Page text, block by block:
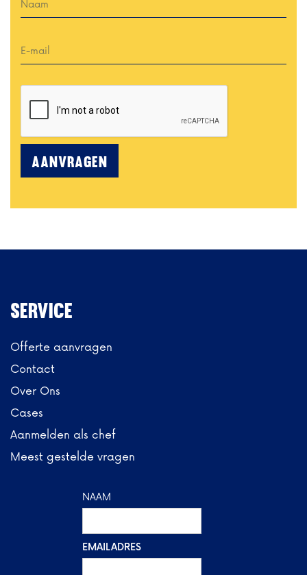
Service
Offerte aanvragen
Contact
Over Ons
Cases
Aanmelden als chef
Meest gestelde vragen
NAAM
EMAILADRES